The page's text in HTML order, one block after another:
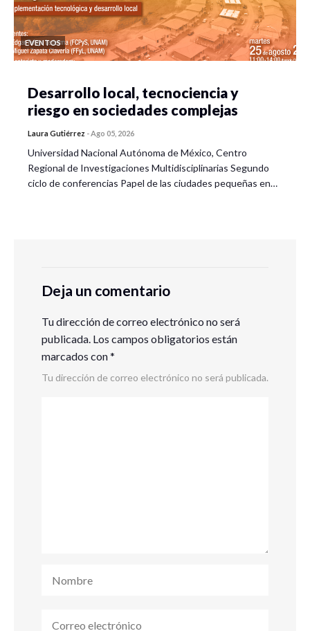
EVENTOS
Desarrollo local, tecnociencia y
riesgo en sociedades complejas
Laura Gutiérrez -Ago 05, 2026
Universidad Nacional Autónoma de México, Centro
Regional de Investigaciones Multidisciplinarias Segundo
ciclo de conferencias Papel de las ciudades pequeñas en…
Deja un comentario
Tu dirección de correo electrónico no será
publicada. Los campos obligatorios están
marcados con*
Tu dirección de correo electrónico no será publicada.